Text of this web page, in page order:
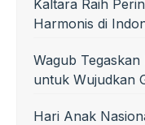
Kaltara Raih
Harmonis di
Wagub
untuk Wujudkan
Hari Anak